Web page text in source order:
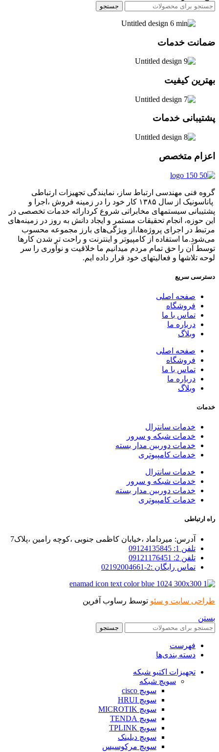
جستجو
ضمانت خدمات
بهترین کیفیت
پشتیبانی خدمات
اعزام متخصص
گروه فنی مهندسی ارتباط ساز، نمایندگی تجهیزات ارتباطی
پاناسونیک از سال ۱۳۸۵ کار خود را در زمینه فروش ،اجرا و
پشتیبانی سیستمهای مخابراتی شروع کردارائه خدمات تخصصی در
این حوزه، انجام تحقیقات مستمر و ایجاد دانش به‌ روز در زمینه‌های
مرتبط در اجرای پروژه‌ها،از ویژگی‌های بارز مجموعه محسوب
می‌شود.ما استفاده از کامپیوتر و اینترنت و راحت تر شدن کارها
توسط آن را حق تمام مردم میدانیم ما خلاقیت و نوآوری را سر
لوحه تلاشها و فعالیتهای خود قرار داده ایم.
دسترسی سریع
صفحه اصلی
فروشگاه
تماس با ما
درباره ما
وبلاگ
صفحه اصلی
فروشگاه
تماس با ما
درباره ما
وبلاگ
خدمات
خدمات سانترال
خدمات شبکه و سرور
خدمات دوربین مدار بسته
خدمات کامپیوتری
خدمات سانترال
خدمات شبکه و سرور
خدمات دوربین مدار بسته
خدمات کامپیوتری
راه ارتباطی
آدرس: میرداماد ،خیابان کاظمی جنوبی ،کوچه رامین ،پلاک7
تلفن 1: 09124135845
تلفن 2: 09121176451
تماس رایگان :2-02192004661
طراحی سایت و سئو توسط رساوب آفرین
بستن
جستجو
فهرست
دسته بندی‌ها
تجهیزات اکتیو شبکه
سویچ شبکه
سویچ cisco
سویچ HRUI
سویچ MICROTIK
سویچ TENDA
سویچ TPLINK
سویچ دیلینک
سویچ مرکوسیس